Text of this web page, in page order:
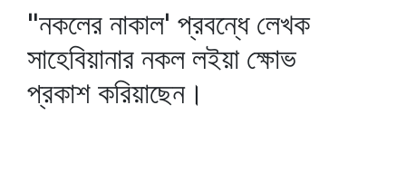
"নকলের নাকাল' প্রবন্ধে লেখক
সাহেবিয়ানার নকল লইয়া ক্ষোভ
প্রকাশ করিয়াছেন।